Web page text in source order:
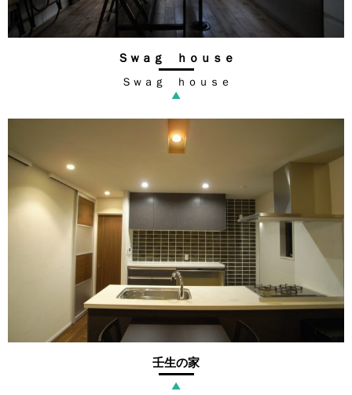
Ｓｗａｇ ｈｏｕｓｅ
Ｓｗａｇ ｈｏｕｓｅ
▲
壬生の家
▲